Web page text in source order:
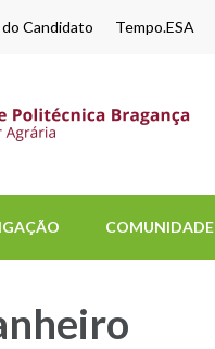
Candidato Tempo.ESA
COMUNIDADE